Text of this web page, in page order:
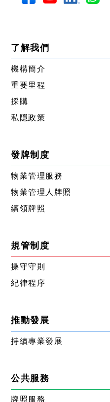
了解我們
機構簡介
重要里程
採購
私隱政策
發牌制度
物業管理服務
物業管理人牌照
續領牌照
規管制度
操守守則
紀律程序
推動發展
持續專業發展
公共服務
牌照服務